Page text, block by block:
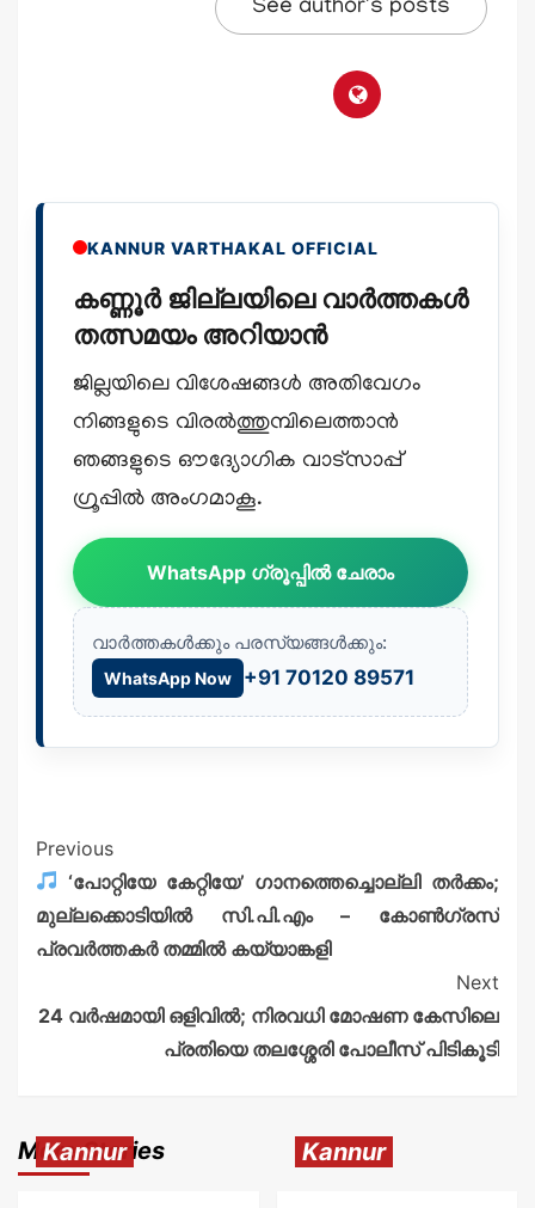
See author's posts
KANNUR VARTHAKAL OFFICIAL
കണ്ണൂർ ജില്ലയിലെ വാർത്തകൾ
തത്സമയം അറിയാൻ
ജില്ലയിലെ വിശേഷങ്ങൾ അതിവേഗം
നിങ്ങളുടെ വിരൽത്തുമ്പിലെത്താൻ
ഞങ്ങളുടെ ഔദ്യോഗിക വാട്സാപ്പ്
ഗ്രൂപ്പിൽ അംഗമാകൂ.
WhatsApp ഗ്രൂപ്പിൽ ചേരാം
വാർത്തകൾക്കും പരസ്യങ്ങൾക്കും:
WhatsApp Now +91 70120 89571
Previous
‘പോറ്റിയേ കേറ്റിയേ’ ഗാനത്തെച്ചൊല്ലി തർക്കം;
മുല്ലക്കൊടിയിൽ സി.പി.എം – കോൺഗ്രസ്
പ്രവർത്തകർ തമ്മിൽ കയ്യാങ്കളി
Next
24 വർഷമായി ഒളിവിൽ; നിരവധി മോഷണ കേസിലെ
പ്രതിയെ തലശ്ശേരി പോലീസ് പിടികൂടി
More Stories
Kannur Kannur